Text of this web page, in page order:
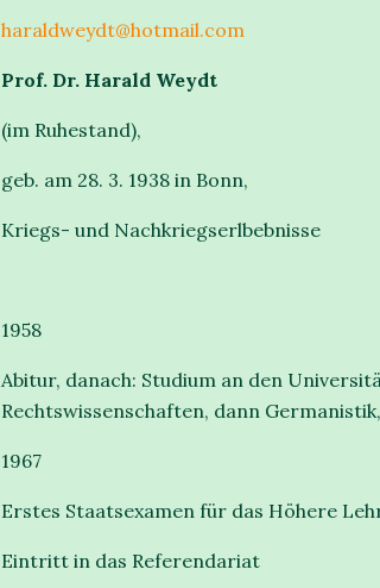
haraldweydt@hotmail.com
Prof. Dr. Harald Weydt
(im Ruhestand),
geb. am 28. 3. 1938 in Bonn,
Kriegs- und Nachkriegserlbebnisse
1958
Abitur, danach: Studium an den
Rechtswissenschaften, dann
1967
Erstes Staatsexamen für das Höhere
Eintritt in das Referendariat